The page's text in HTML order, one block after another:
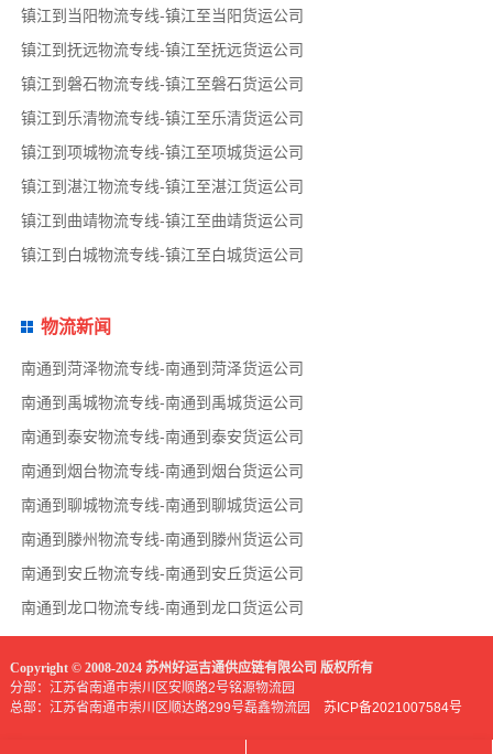
镇江到当阳物流专线-镇江至当阳货运公司
镇江到抚远物流专线-镇江至抚远货运公司
镇江到磐石物流专线-镇江至磐石货运公司
镇江到乐清物流专线-镇江至乐清货运公司
镇江到项城物流专线-镇江至项城货运公司
镇江到湛江物流专线-镇江至湛江货运公司
镇江到曲靖物流专线-镇江至曲靖货运公司
镇江到白城物流专线-镇江至白城货运公司
物流新闻
南通到菏泽物流专线-南通到菏泽货运公司
南通到禹城物流专线-南通到禹城货运公司
南通到泰安物流专线-南通到泰安货运公司
南通到烟台物流专线-南通到烟台货运公司
南通到聊城物流专线-南通到聊城货运公司
南通到滕州物流专线-南通到滕州货运公司
南通到安丘物流专线-南通到安丘货运公司
南通到龙口物流专线-南通到龙口货运公司
Copyright © 2008-2024 苏州好运吉通供应链有限公司 版权所有
分部：江苏省南通市崇川区安顺路2号铭源物流园
总部：江苏省南通市崇川区顺达路299号磊鑫物流园 苏ICP备2021007584号